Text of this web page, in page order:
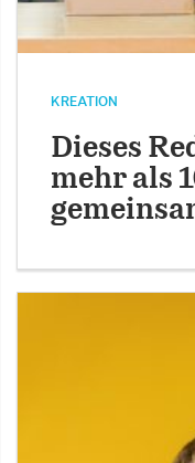
KREATION
Dieses
mehr als